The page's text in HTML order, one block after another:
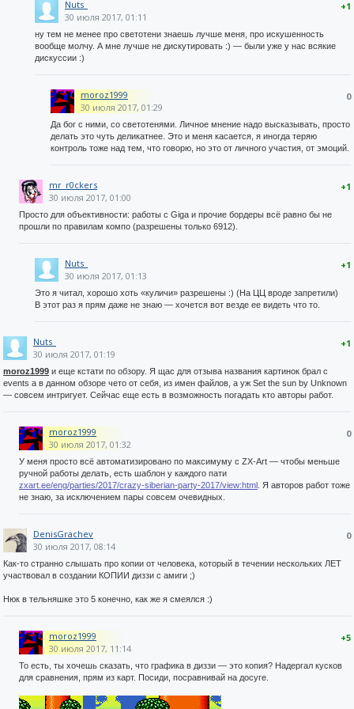
+1
Nuts_
30 июля 2017, 01:11
ну тем не менее про светотени знаешь лучше меня, про искушенность
вообще молчу. А мне лучше не дискутировать :) — были уже у нас всякие
дискуссии :)
0
moroz1999
30 июля 2017, 01:29
Да бог с ними, со светотенями. Личное мнение надо высказывать, просто
делать это чуть деликатнее. Это и меня касается, я иногда теряю
контроль тоже над тем, что говорю, но это от личного участия, от эмоций.
+1
mr_r0ckers
30 июля 2017, 01:00
Просто для объективности: работы с Giga и прочие бордеры всё равно бы не
прошли по правилам компо (разрешены только 6912).
+1
Nuts_
30 июля 2017, 01:13
Это я читал, хорошо хоть «куличи» разрешены :) (На ЦЦ вроде запретили)
В этот раз я прям даже не знаю — хочется вот везде ее видеть что то.
+1
Nuts_
30 июля 2017, 01:19
moroz1999 и еще кстати по обзору. Я щас для отзыва названия картинок брал с
events а в данном обзоре чето от себя, из имен файлов, а уж Set the sun by Unknown
— совсем интригует. Сейчас еще есть в возможность погадать кто авторы работ.
0
moroz1999
30 июля 2017, 01:32
У меня просто всё автоматизировано по максимуму с ZX-Art — чтобы меньше
ручной работы делать, есть шаблон у каждого пати
zxart.ee/eng/parties/2017/crazy-siberian-party-2017/view:html . Я авторов работ тоже
не знаю, за исключением пары совсем очевидных.
0
DenisGrachev
30 июля 2017, 08:14
Как-то странно слышать про копии от человека, который в течении нескольких ЛЕТ
участвовал в создании КОПИИ диззи с амиги ;)
Нюк в тельняшке это 5 конечно, как же я смеялся :)
+5
moroz1999
30 июля 2017, 11:14
То есть, ты хочешь сказать, что графика в диззи — это копия? Надергал кусков
для сравнения, прям из карт. Посиди, посравнивай на досуге.